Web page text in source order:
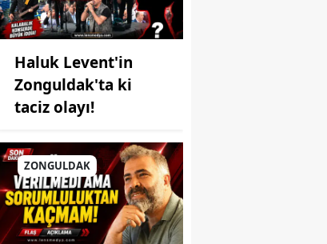
Haluk Levent'in
Zonguldak'ta ki
taciz olayı!
ZONGULDAK